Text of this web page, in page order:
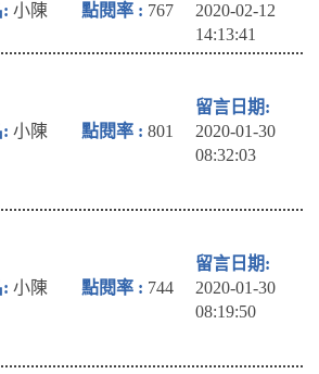
小陳 767
2020-02-12
14:13:41
小陳 801
2020-01-30
08:32:03
小陳 744
2020-01-30
08:19:50